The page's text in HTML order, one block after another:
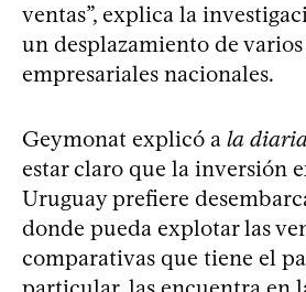
ventas”, explica la
un desplazamiento de
empresariales nacionales.
Geymonat explicó a la
estar claro que la inversión
Uruguay prefiere
donde pueda explotar las
comparativas que tiene el